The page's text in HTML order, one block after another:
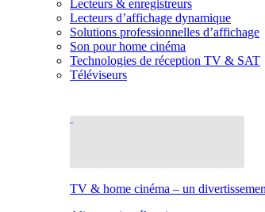
Lecteurs & enregistreurs
Lecteurs d’affichage dynamique
Solutions professionnelles d’affichage
Son pour home cinéma
Technologies de réception TV & SAT
Téléviseurs
TV & home cinéma – un